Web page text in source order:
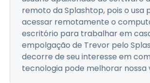
remoto da Splashtop, pois o usa
acessar remotamente o
escritório para trabalhar em
empolgação de Trevor pelo
decorre de seu interesse em
tecnologia pode melhorar nossa